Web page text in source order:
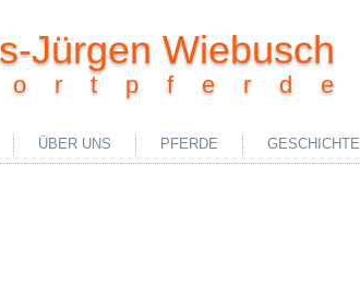
Jürgen Wiebusch
ÜBER UNS PFERDE GESCHICHTE